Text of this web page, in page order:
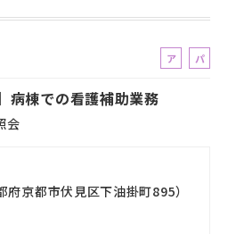
ア
パ
病棟での看護補助業務
会
京都市伏見区下油掛町895）